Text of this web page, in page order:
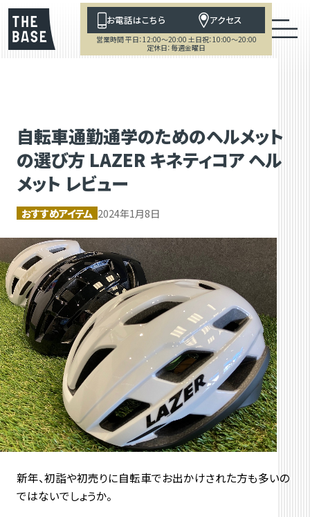
お電話はこちら アクセス
営業時間 平日：12:00～20:00 土日祝：10:00～20:00
定休日：毎週金曜日
自転車通勤通学のためのヘルメット
の選び方 LAZER キネティコア ヘル
メット レビュー
おすすめアイテム 2024年1月8日
新年、初詣や初売りに自転車でお出かけされた方も多いの
ではないでしょうか。